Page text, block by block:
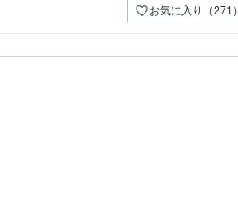
お気に入り（271）